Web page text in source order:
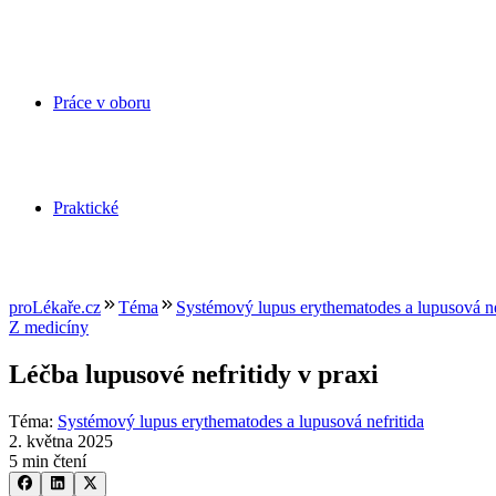
Práce v oboru
Praktické
proLékaře.cz Téma
Systémový lupus erythematodes a lupusová
Z medicíny
Léčba lupusové nefritidy v praxi
Téma: Systémový lupus erythematodes a lupusová nefritida
2. května 2025
5 min čtení